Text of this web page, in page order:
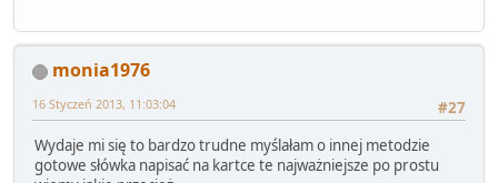
monia1976
#27
16 Styczeń 2013, 11:03:04
Wydaje mi się to bardzo trudne myślałam o innej metodzie
gotowe słówka napisać na kartce te najważniejsze po prostu